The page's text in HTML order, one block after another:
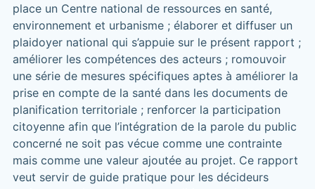
place un Centre national de ressources en santé,
environnement et urbanisme ; élaborer et diffuser un
plaidoyer national qui s’appuie sur le présent rapport ;
améliorer les compétences des acteurs ; romouvoir
une série de mesures spécifiques aptes à améliorer la
prise en compte de la santé dans les documents de
planification territoriale ; renforcer la participation
citoyenne afin que l’intégration de la parole du public
concerné ne soit pas vécue comme une contrainte
mais comme une valeur ajoutée au projet. Ce rapport
veut servir de guide pratique pour les décideurs